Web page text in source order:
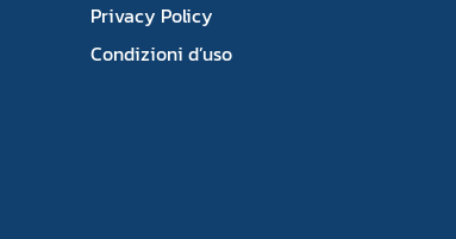
Privacy Policy
Condizioni d’uso